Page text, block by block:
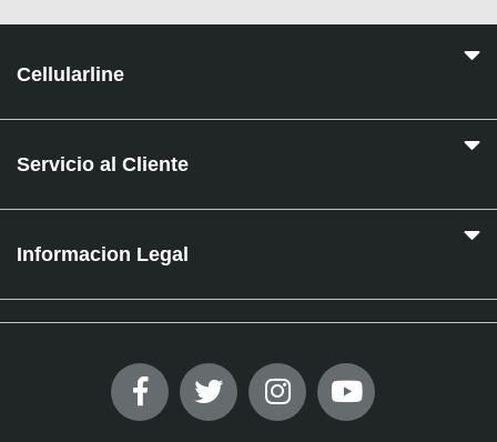
Cellularline
Servicio al Cliente
Informacion Legal